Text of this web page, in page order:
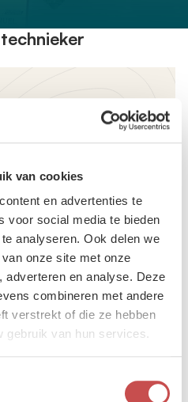
van cookies
en advertenties te
voor social media te bieden
analyseren. Ook delen we
onze site met onze
adverteren en analyse. Deze
combineren met andere
verstrekt of die ze hebben
van hun services.
gefascineerd door vliegtuigen of
en interessante jobs
omgeving? Kom dan
op de basis van Bevekom met als
van onze technische jobs, in het